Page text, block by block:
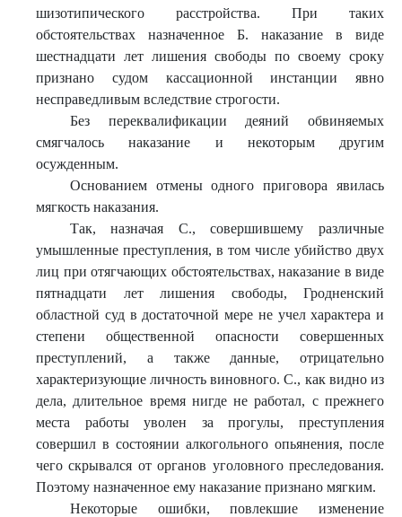
шизотипического расстройства. При таких
обстоятельствах назначенное Б. наказание в виде
шестнадцати лет лишения свободы по своему сроку
признано судом кассационной инстанции явно
несправедливым вследствие строгости.
Без переквалификации деяний обвиняемых
смягчалось наказание и некоторым другим
осужденным.
Основанием отмены одного приговора явилась
мягкость наказания.
Так, назначая С., совершившему различные
умышленные преступления, в том числе убийство двух
лиц при отягчающих обстоятельствах, наказание в виде
пятнадцати лет лишения свободы, Гродненский
областной суд в достаточной мере не учел характера и
степени общественной опасности совершенных
преступлений, а также данные, отрицательно
характеризующие личность виновного. С., как видно из
дела, длительное время нигде не работал, с прежнего
места работы уволен за прогулы, преступления
совершил в состоянии алкогольного опьянения, после
чего скрывался от органов уголовного преследования.
Поэтому назначенное ему наказание признано мягким.
Некоторые ошибки, повлекшие изменение